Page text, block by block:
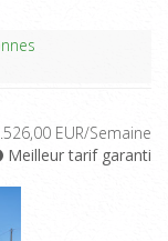
EUR/Semaine
Meilleur tarif garanti